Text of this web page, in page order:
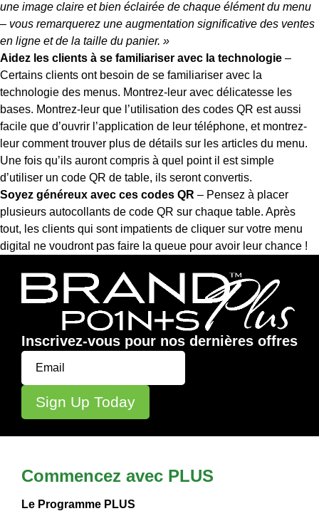
une image claire et bien éclairée de chaque élément du menu
– vous remarquerez une augmentation significative des ventes
en ligne et de la taille du panier. »
Aidez les clients à se familiariser avec la technologie –
Certains clients ont besoin de se familiariser avec la
technologie des menus. Montrez-leur avec délicatesse les
bases. Montrez-leur que l’utilisation des codes QR est aussi
facile que d’ouvrir l’application de leur téléphone, et montrez-
leur comment trouver plus de détails sur les articles du menu.
Une fois qu’ils auront compris à quel point il est simple
d’utiliser un code QR de table, ils seront convertis.
Soyez généreux avec ces codes QR – Pensez à placer
plusieurs autocollants de code QR sur chaque table. Après
tout, les clients qui sont impatients de cliquer sur votre menu
digital ne voudront pas faire la queue pour avoir leur chance !
Inscrivez-vous pour nos dernières offres
Commencez avec PLUS
Le Programme PLUS